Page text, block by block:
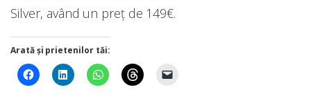
Silver, având un preț de 149€.
Arată și prietenilor tăi: